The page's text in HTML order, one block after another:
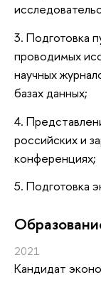
3. Подготовка
проводимых
научных
базах данных;
4.
российских и
конференциях;
5. Подготовка
2021
Кандидат